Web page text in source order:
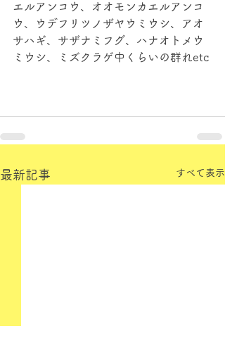
エルアンコウ、オオモンカエルアンコ
ウ、ウデフリツノザヤウミウシ、アオ
サハギ、サザナミフグ、ハナオトメウ
ミウシ、ミズクラゲ中くらいの群れetc
最新記事 すべて表示